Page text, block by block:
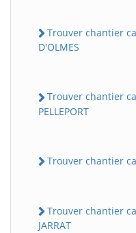
Trouver chantier
D'OLMES
Trouver chantier
PELLEPORT
Trouver chantier
Trouver chantier
JARRAT